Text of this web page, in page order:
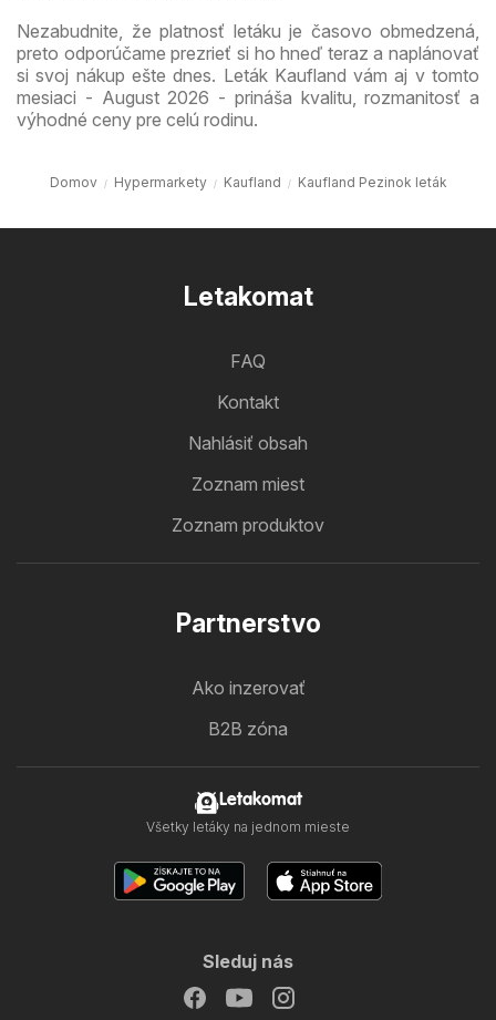
Nezabudnite, že platnosť letáku je časovo obmedzená,
preto odporúčame prezrieť si ho hneď teraz a naplánovať
si svoj nákup ešte dnes. Leták Kaufland vám aj v tomto
mesiaci - August 2026 - prináša kvalitu, rozmanitosť a
výhodné ceny pre celú rodinu.
Domov Hypermarkety Kaufland Kaufland Pezinok leták
Letakomat
FAQ
Kontakt
Nahlásiť obsah
Zoznam miest
Zoznam produktov
Partnerstvo
Ako inzerovať
B2B zóna
Letakomat
Všetky letáky na jednom mieste
Sleduj nás